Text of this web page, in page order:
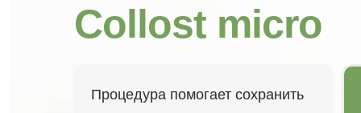
Collost micro
Процедура помогает сохранить